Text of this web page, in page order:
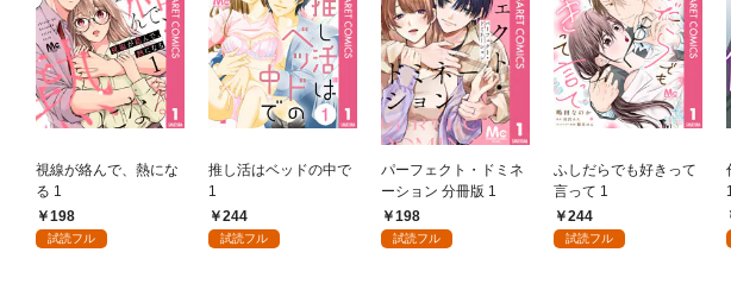
視線が絡んで、熱にな
る 1
198
試読フル
推し活はベッドの中で
1
244
試読フル
パーフェクト・ドミネ
ーション 分冊版 1
198
試読フル
ふしだらでも好きって
言って 1
244
試読フル